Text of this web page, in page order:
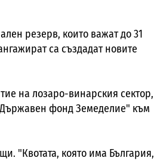
резерв, които важат до 31
са създадат новите
на лозаро-винарския сектор,
Държавен фонд Земеделие" към
"Квотата, която има България,